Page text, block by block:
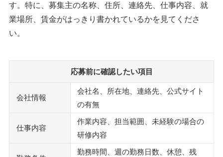
す。特に、募集主の名称、住所、連絡先、仕事内容、就
業場所、賃金がはっきり書かれているかを見てくださ
い。
応募前に確認したい項目
会社情報
会社名、所在地、連絡先、公式サイト
の有無
仕事内容
作業内容、担当範囲、未経験の場合の
研修内容
勤務時間、週の勤務日数、休憩、残